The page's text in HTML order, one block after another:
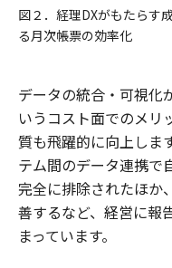
図２．経理DXがもたらす
る月次帳票の効率化
データの統合・可視化
いうコスト面でのメリ
質も飛躍的に向上しま
テム間のデータ連携で
完全に排除されたほか
善するなど、経営に報
まっています。​